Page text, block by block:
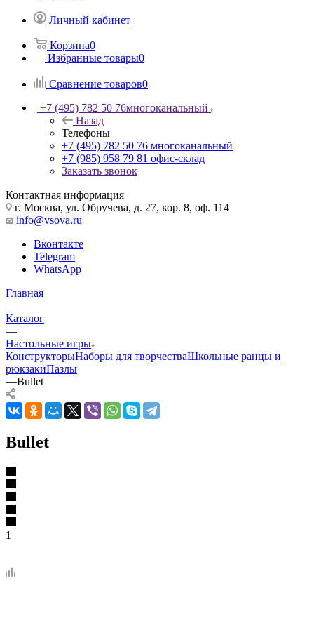
Личный кабинет
Корзина0
Избранные товары0
Сравнение товаров0
+7 (495) 782 50 76многоканальный
Назад
Телефоны
+7 (495) 782 50 76 многоканальный
+7 (985) 958 79 81 офис-склад
Заказать звонок
Контактная информация
г. Москва, ул. Обручева, д. 27, кор. 8, оф. 114
info@vsova.ru
Вконтакте
Telegram
WhatsApp
Главная
—
Каталог
—
Настольные игры
КонструкторыНаборы для творчестваШкольные ранцы и
рюкзакиПазлы
—Bullet
Bullet
1